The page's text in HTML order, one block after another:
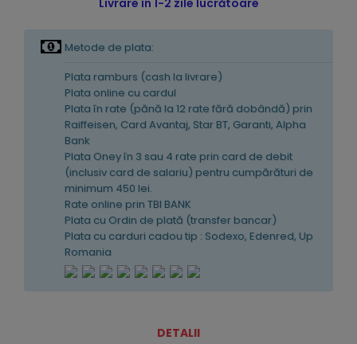
Livrare în 1-2 zile lucrătoare
Metode de plata:
Plata ramburs (cash la livrare)
Plata online cu cardul
Plata în rate (pănă la 12 rate fără dobândă) prin
Raiffeisen, Card Avantaj, Star BT, Garanti, Alpha
Bank
Plata Oney în 3 sau 4 rate prin card de debit
(inclusiv card de salariu) pentru cumpărături de
minimum 450 lei.
Rate online prin TBI BANK
Plata cu Ordin de plată (transfer bancar)
Plata cu carduri cadou tip : Sodexo, Edenred, Up
Romania
DETALII